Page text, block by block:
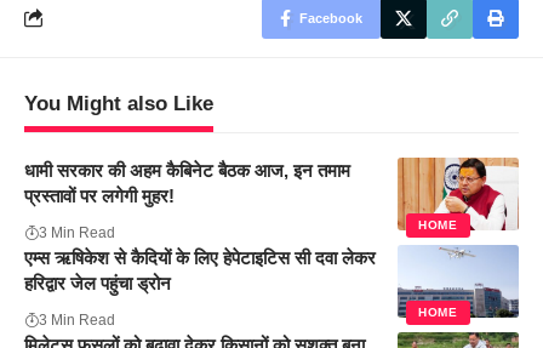
Facebook
You Might also Like
HOME
धामी सरकार की अहम कैबिनेट बैठक आज, इन तमाम
प्रस्तावों पर लगेगी मुहर!
3 Min Read
HOME
एम्स ऋषिकेश से कैदियों के लिए हेपेटाइटिस सी दवा लेकर
हरिद्वार जेल पहुंचा ड्रोन
3 Min Read